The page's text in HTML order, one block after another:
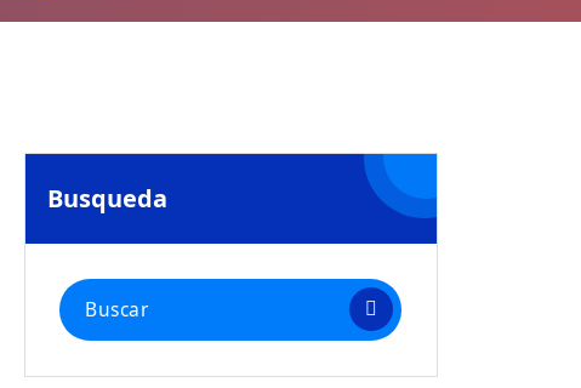
Busqueda
Buscar: